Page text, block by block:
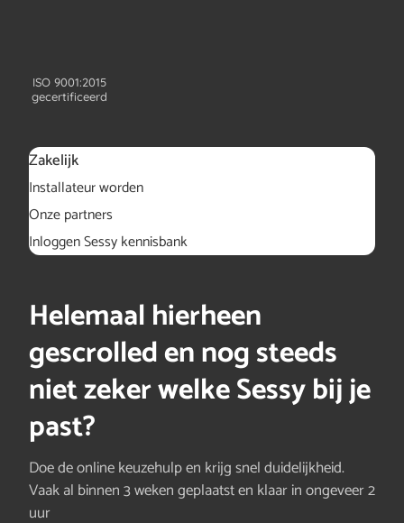
ISO 9001:2015
gecertificeerd
Zakelijk
Installateur worden
Onze partners
Inloggen Sessy kennisbank
Helemaal hierheen
gescrolled en nog steeds
niet zeker welke Sessy bij je
past?
Doe de online keuzehulp en krijg snel duidelijkheid.
Vaak al binnen 3 weken geplaatst en klaar in ongeveer 2
uur